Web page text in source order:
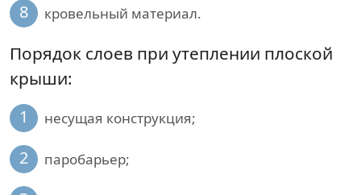
8 кровельный материал.
Порядок слоев при утеплении плоской
крыши:
1 несущая конструкция;
2 паробарьер;